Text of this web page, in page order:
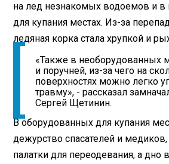
на лед незнакомых водоемов и в
для купания местах. Из-за
ледяная корка стала хрупкой и
«Также в необорудованных
и поручней, из-за чего на
поверхностях можно легко
травму», - рассказал
Сергей Щетинин.
В оборудованных для купания
дежурство спасателей и
палатки для переодевания, а дно